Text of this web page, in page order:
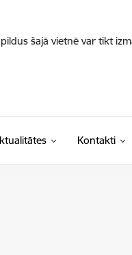
šajā vietnē var tikt
Kontakti